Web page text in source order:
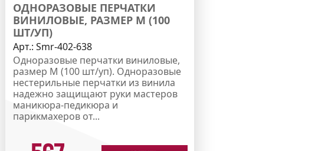
ОДНОРАЗОВЫЕ ПЕРЧАТКИ
ВИНИЛОВЫЕ, РАЗМЕР M (100
ШТ/УП)
Арт.:Smr-402-638
Одноразовые перчатки виниловые,
размер M (100 шт/уп). Одноразовые
нестерильные перчатки из винила
надежно защищают руки мастеров
маникюра-педикюра и
парикмахеров от...